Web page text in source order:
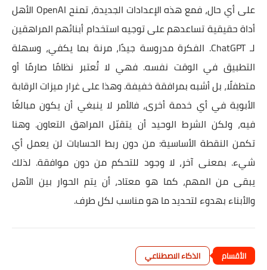
على أي حال، فمع هذه الإعدادات الجديدة، تمنح OpenAI الأهل
أداة حقيقية تساعدهم على توجيه استخدام أبنائهم المراهقين
لـ ChatGPT. الفكرة مدروسة جيدًا، مرنة بما يكفي، وسهلة
التطبيق في الوقت نفسه. فهي لا تُعتبر نظامًا صارمًا أو
متطفلًا، بل أشبه بمرافقة خفيفة. وهذا على غرار ميزات الرقابة
الأبوية في أي خدمة أخرى، فالأمر لا ينبغي أن يكون مبالغًا
فيه، ولكن الشرط الوحيد أن يتقبّل المراهق التعاون. وهنا
تكمن النقطة الأساسية: من دون ربط الحسابات لن يعمل أي
شيء. بمعنى آخر، لا وجود للتحكم من دون موافقة. لذلك
يبقى من المهم، كما هو معتاد، أن يتم الحوار بين الأهل
والأبناء بهدوء لتحديد ما هو مناسب لكل طرف.
الذكاء الاصطناعي